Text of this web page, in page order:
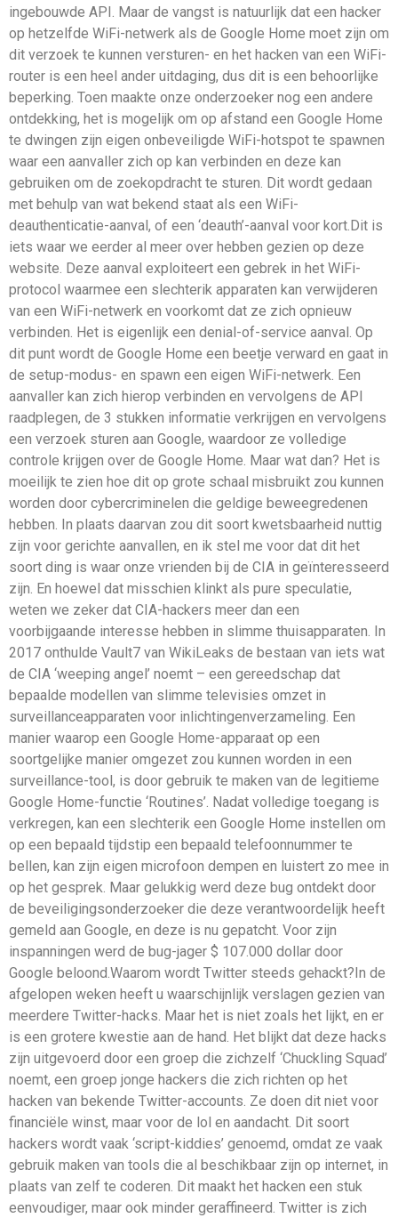
ingebouwde API. Maar de vangst is natuurlijk dat een hacker
op hetzelfde WiFi-netwerk als de Google Home moet zijn om
dit verzoek te kunnen versturen- en het hacken van een WiFi-
router is een heel ander uitdaging, dus dit is een behoorlijke
beperking. Toen maakte onze onderzoeker nog een andere
ontdekking, het is mogelijk om op afstand een Google Home
te dwingen zijn eigen onbeveiligde WiFi-hotspot te spawnen
waar een aanvaller zich op kan verbinden en deze kan
gebruiken om de zoekopdracht te sturen. Dit wordt gedaan
met behulp van wat bekend staat als een WiFi-
deauthenticatie-aanval, of een ‘deauth’-aanval voor kort.Dit is
iets waar we eerder al meer over hebben gezien op deze
website. Deze aanval exploiteert een gebrek in het WiFi-
protocol waarmee een slechterik apparaten kan verwijderen
van een WiFi-netwerk en voorkomt dat ze zich opnieuw
verbinden. Het is eigenlijk een denial-of-service aanval. Op
dit punt wordt de Google Home een beetje verward en gaat in
de setup-modus- en spawn een eigen WiFi-netwerk. Een
aanvaller kan zich hierop verbinden en vervolgens de API
raadplegen, de 3 stukken informatie verkrijgen en vervolgens
een verzoek sturen aan Google, waardoor ze volledige
controle krijgen over de Google Home. Maar wat dan? Het is
moeilijk te zien hoe dit op grote schaal misbruikt zou kunnen
worden door cybercriminelen die geldige beweegredenen
hebben. In plaats daarvan zou dit soort kwetsbaarheid nuttig
zijn voor gerichte aanvallen, en ik stel me voor dat dit het
soort ding is waar onze vrienden bij de CIA in geïnteresseerd
zijn. En hoewel dat misschien klinkt als pure speculatie,
weten we zeker dat CIA-hackers meer dan een
voorbijgaande interesse hebben in slimme thuisapparaten. In
2017 onthulde Vault7 van WikiLeaks de bestaan van iets wat
de CIA ‘weeping angel’ noemt – een gereedschap dat
bepaalde modellen van slimme televisies omzet in
surveillanceapparaten voor inlichtingenverzameling. Een
manier waarop een Google Home-apparaat op een
soortgelijke manier omgezet zou kunnen worden in een
surveillance-tool, is door gebruik te maken van de legitieme
Google Home-functie ‘Routines’. Nadat volledige toegang is
verkregen, kan een slechterik een Google Home instellen om
op een bepaald tijdstip een bepaald telefoonnummer te
bellen, kan zijn eigen microfoon dempen en luistert zo mee in
op het gesprek. Maar gelukkig werd deze bug ontdekt door
de beveiligingsonderzoeker die deze verantwoordelijk heeft
gemeld aan Google, en deze is nu gepatcht. Voor zijn
inspanningen werd de bug-jager $ 107.000 dollar door
Google beloond.Waarom wordt Twitter steeds gehackt?In de
afgelopen weken heeft u waarschijnlijk verslagen gezien van
meerdere Twitter-hacks. Maar het is niet zoals het lijkt, en er
is een grotere kwestie aan de hand. Het blijkt dat deze hacks
zijn uitgevoerd door een groep die zichzelf ‘Chuckling Squad’
noemt, een groep jonge hackers die zich richten op het
hacken van bekende Twitter-accounts. Ze doen dit niet voor
financiële winst, maar voor de lol en aandacht. Dit soort
hackers wordt vaak ‘script-kiddies’ genoemd, omdat ze vaak
gebruik maken van tools die al beschikbaar zijn op internet, in
plaats van zelf te coderen. Dit maakt het hacken een stuk
eenvoudiger, maar ook minder geraffineerd. Twitter is zich